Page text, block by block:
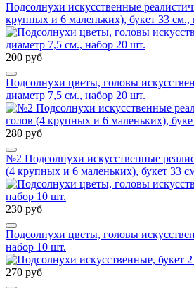
Подсолнухи искусственные
крупных и 6 маленьких), букет 33 см.,
200 руб
Подсолнухи цветы, головы
диаметр 7,5 см., набор 20 шт.
280 руб
№2 Подсолнухи искусственные
(4 крупных и 6 маленьких), букет 33
230 руб
Подсолнухи цветы, головы
набор 10 шт.
270 руб